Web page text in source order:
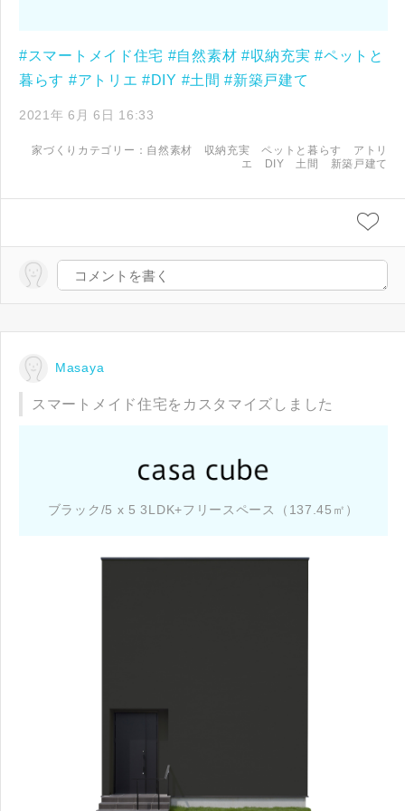
#スマートメイド住宅 #自然素材 #収納充実 #ペットと
暮らす #アトリエ #DIY #土間 #新築戸建て
2021年 6月 6日 16:33
家づくりカテゴリー： 自然素材 収納充実 ペットと暮らす
アトリ
エ
DIY 土間 新築戸建て
Masaya
スマートメイド住宅をカスタマイズしました
ブラック/5 x 5 3LDK+フリースペース（137.45㎡）